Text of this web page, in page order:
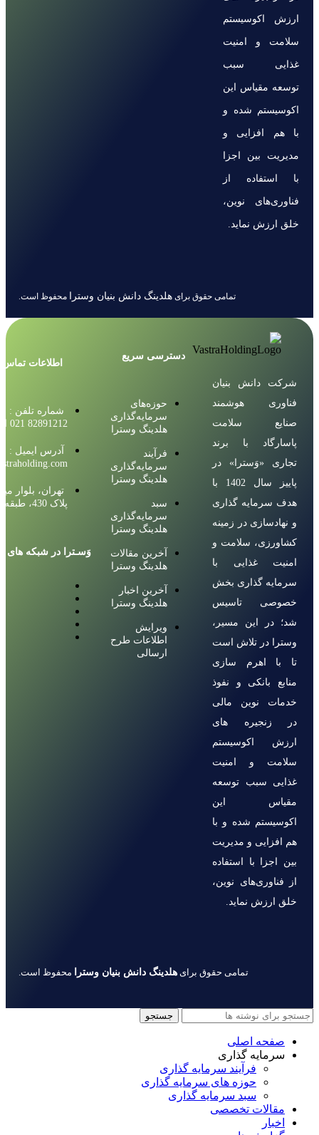
ارزش اکوسیستم
سلامت و امنیت
غذایی سبب
توسعه مقیاس این
اکوسیستم شده و
با هم افزایی و
مدیریت بین اجزا
با استفاده از
فناوری‌های نوین،
خلق ارزش نماید.
تمامی حقوق برای هلدینگ دانش بنیان وسترا محفوظ است.
شرکت دانش بنیان
فناوری هوشمند
صنایع سلامت
پاسارگاد با برند
تجاری «وَسترا» در
پاییز سال 1402 با
هدف سرمایه گذاری
و نهادسازی در زمینه
کشاورزی، سلامت و
امنیت غذایی با
سرمایه گذاری بخش
خصوصی تاسیس
شد؛ در این مسیر،
وسترا در تلاش است
تا با اهرم سازی
منابع بانکی و نفوذ
خدمات نوین مالی
در زنجیره های
ارزش اکوسیستم
سلامت و امنیت
غذایی سبب توسعه
مقیاس این
اکوسیستم شده و با
هم افزایی و مدیریت
بین اجزا با استفاده
از فناوری‌های نوین،
خلق ارزش نماید.
دسترسی سریع
حوزه‌های
سرمایه‌گذاری
هلدینگ وسترا
فرآیند
سرمایه‌گذاری
هلدینگ وسترا
سبد
سرمایه‌گذاری
هلدینگ وسترا
آخرین مقالات
هلدینگ وسترا
آخرین اخبار
هلدینگ وسترا
ویرایش
اطلاعات طرح
ارسالی
اطلاعات تماس
شماره تلفن :
82891212 021 الی 18
آدرس ایمیل :
تهران، بلوار
پلاک 430، طبقه 8
وَسـترا در شبکه های
تمامی حقوق برای هلدینگ دانش بنیان وسترا محفوظ است.
جستجو
صفحه اصلی
سرمایه گذاری
فرآیند سرمایه گذاری
حوزه های سرمایه گذاری
سبد سرمایه گذاری
مقالات تخصصی
اخبار